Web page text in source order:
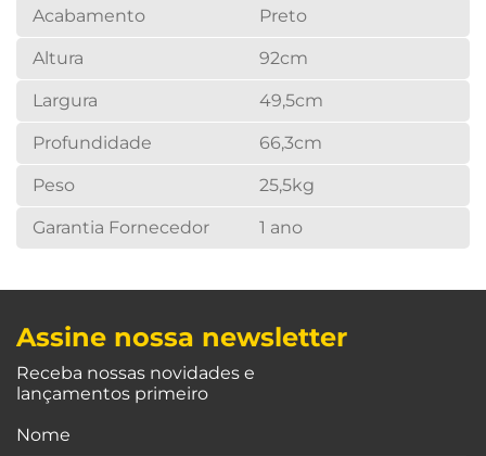
Acabamento Preto
Altura 92cm
Largura 49,5cm
Profundidade 66,3cm
Peso 25,5kg
Garantia Fornecedor 1 ano
Assine nossa newsletter
Receba nossas novidades e
lançamentos primeiro
Nome